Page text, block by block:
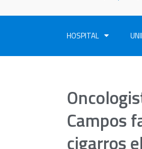
HOSPITAL
Campos
cigarros